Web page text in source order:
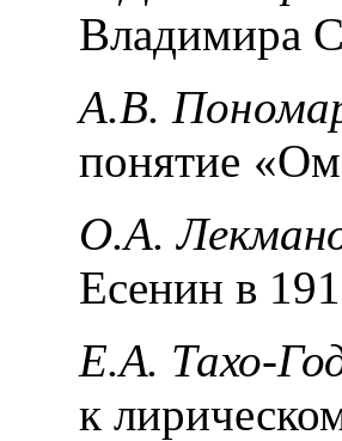
Владимира
А.В.
понятие
О.А.
Есенин в
Е.А. Тахо-
к